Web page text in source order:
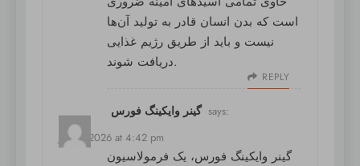
است که بدن انسان قادر به تولید آن‌ها
نیست و باید از طریق رژیم غذایی
دریافت شوند.
REPLY
گینر وایکینگ فورس says:
July 7, 2026 at 4:42 pm
گینر وایکینگ فورس، یک فرمولاسیون